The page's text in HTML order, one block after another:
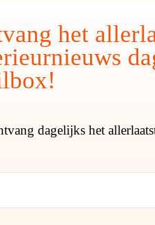
het
dagelijks het